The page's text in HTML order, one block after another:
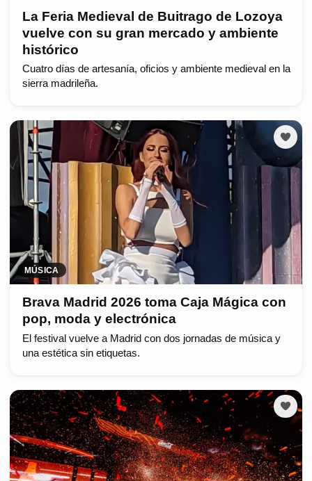
La Feria Medieval de Buitrago de Lozoya
vuelve con su gran mercado y ambiente
histórico
Cuatro días de artesanía, oficios y ambiente medieval en la
sierra madrileña.
MÚSICA
Brava Madrid 2026 toma Caja Mágica con
pop, moda y electrónica
El festival vuelve a Madrid con dos jornadas de música y
una estética sin etiquetas.